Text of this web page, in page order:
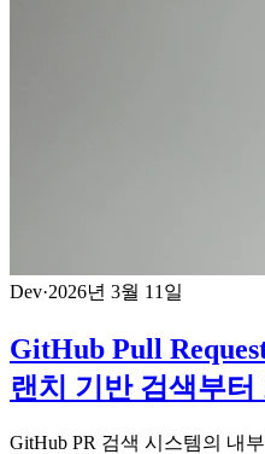
Dev·2026년 3월 11일
GitHub Pull
랜치 기반 검색부터
GitHub PR 검색 시스템의 내부